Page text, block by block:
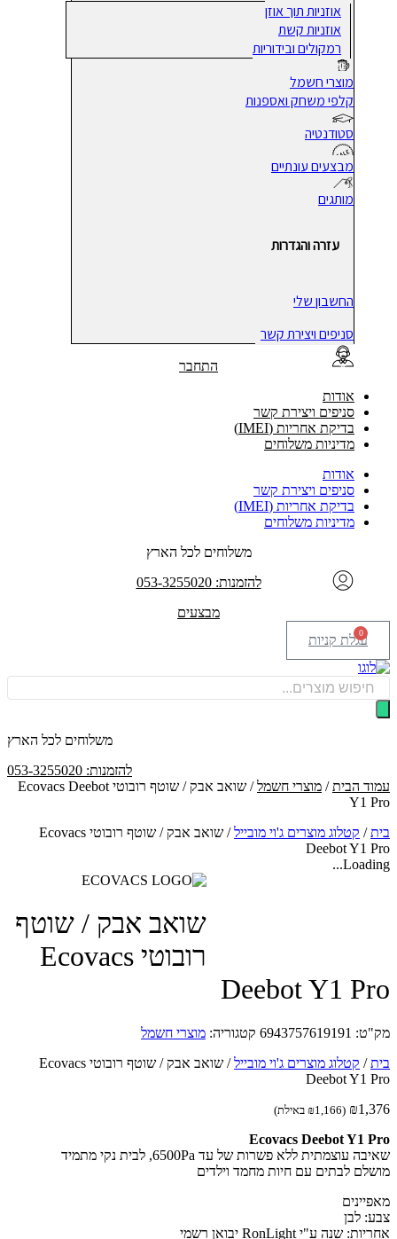
אוזניות תוך אוזן
אוזניות קשת
רמקולים ובידוריות
מוצרי חשמל
קלפי משחק ואספנות
סטודנטיה
מבצעים עונתיים
מותגים
עזרה והגדרות
החשבון שלי
סניפים ויצירת קשר
התחבר
אודות
סניפים ויצירת קשר
בדיקת אחריות (IMEI)
מדיניות משלוחים
אודות
סניפים ויצירת קשר
בדיקת אחריות (IMEI)
מדיניות משלוחים
משלוחים לכל הארץ
להזמנות: 053-3255020
מבצעים
0
עגלת קניות
Products
search
משלוחים לכל הארץ
להזמנות: 053-3255020
עמוד הבית/ מוצרי חשמל
/ שואב אבק / שוטף רובוטי Ecovacs Deebot
Y1 Pro
בית/ קטלוג מוצרים ג'וי מובייל/
שואב אבק / שוטף רובוטי Ecovacs
Deebot Y1 Pro
Loading...
שואב אבק / שוטף
רובוטי Ecovacs
Deebot Y1 Pro
מק"ט: 6943757619191 קטגוריה: מוצרי חשמל
בית/ קטלוג מוצרים ג'וי מובייל/
שואב אבק / שוטף רובוטי Ecovacs
Deebot Y1 Pro
₪1,376
(
₪1,166 באילת)
Ecovacs Deebot Y1 Pro
שאיבה עוצמתית ללא פשרות של עד 6500Pa, לבית נקי מתמיד
מושלם לבתים עם חיות מחמד וילדים
מאפיינים
צבע: לבן
אחריות: שנה ע"י RonLight יבואן רשמי